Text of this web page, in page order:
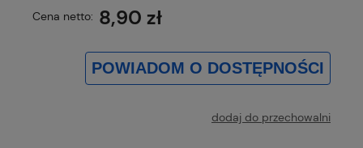
Cena netto: 8,90 zł
POWIADOM O DOSTĘPNOŚCI
dodaj do przechowalni